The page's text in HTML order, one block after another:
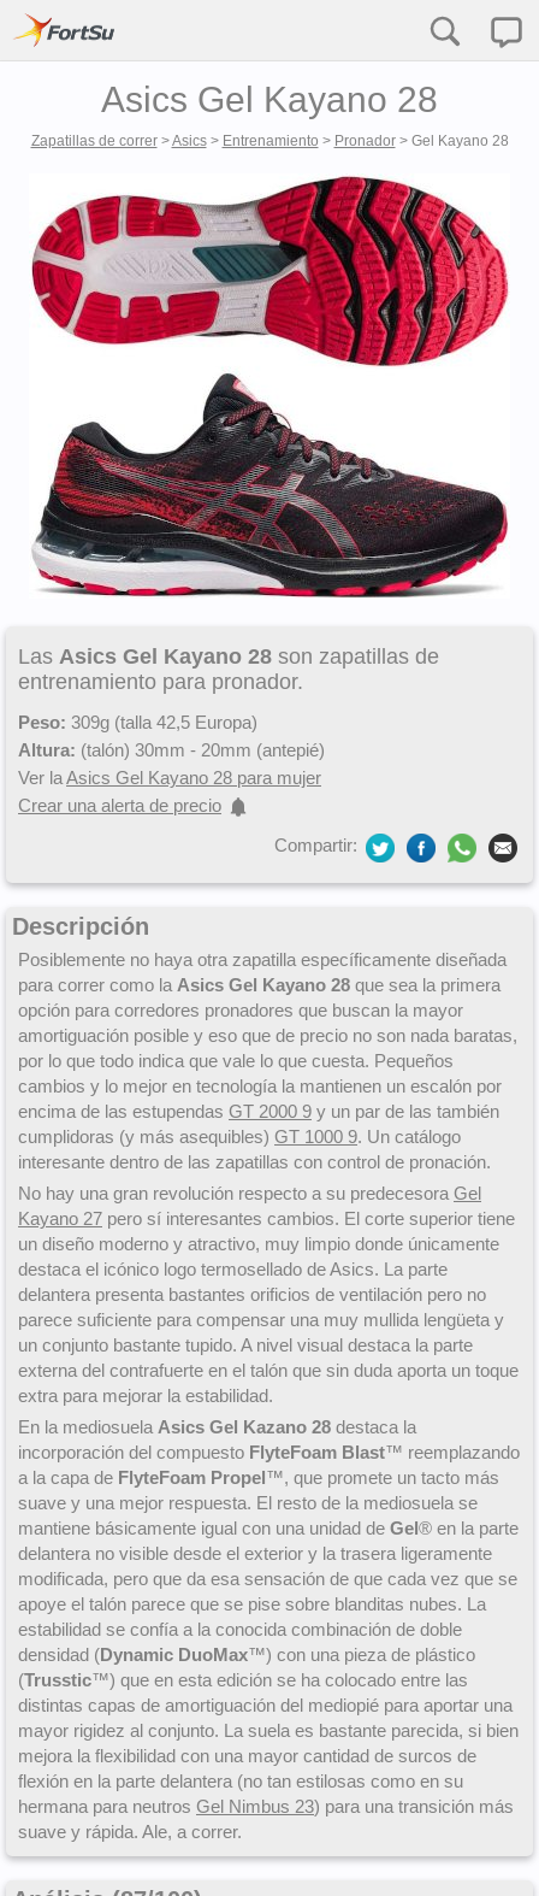
Asics Gel Kayano 28
Zapatillas de correr>Asics> Entrenamiento > Pronador> Gel Kayano 28
Las Asics Gel Kayano 28 son zapatillas de
entrenamiento para pronador.
Peso: 309g (talla 42,5 Europa)
Altura: (talón) 30mm - 20mm (antepié)
Ver laAsics Gel Kayano 28 para mujer
Crear una alerta de precio
Compartir:
Descripción
Posiblemente no haya otra zapatilla específicamente diseñada
para correr como la Asics Gel Kayano 28 que sea la primera
opción para corredores pronadores que buscan la mayor
amortiguación posible y eso que de precio no son nada baratas,
por lo que todo indica que vale lo que cuesta. Pequeños
cambios y lo mejor en tecnología la mantienen un escalón por
encima de las estupendas GT 2000 9 y un par de las también
cumplidoras (y más asequibles) GT 1000 9. Un catálogo
interesante dentro de las zapatillas con control de pronación.
No hay una gran revolución respecto a su predecesora Gel
Kayano 27 pero sí interesantes cambios. El corte superior tiene
un diseño moderno y atractivo, muy limpio donde únicamente
destaca el icónico logo termosellado de Asics. La parte
delantera presenta bastantes orificios de ventilación pero no
parece suficiente para compensar una muy mullida lengüeta y
un conjunto bastante tupido. A nivel visual destaca la parte
externa del contrafuerte en el talón que sin duda aporta un toque
extra para mejorar la estabilidad.
En la mediosuela Asics Gel Kazano 28 destaca la
incorporación del compuesto FlyteFoam Blast™ reemplazando
a la capa de FlyteFoam Propel™, que promete un tacto más
suave y una mejor respuesta. El resto de la mediosuela se
mantiene básicamente igual con una unidad de Gel® en la parte
delantera no visible desde el exterior y la trasera ligeramente
modificada, pero que da esa sensación de que cada vez que se
apoye el talón parece que se pise sobre blanditas nubes. La
estabilidad se confía a la conocida combinación de doble
densidad (Dynamic DuoMax™) con una pieza de plástico
(Trusstic™) que en esta edición se ha colocado entre las
distintas capas de amortiguación del mediopié para aportar una
mayor rigidez al conjunto. La suela es bastante parecida, si bien
mejora la flexibilidad con una mayor cantidad de surcos de
flexión en la parte delantera (no tan estilosas como en su
hermana para neutros Gel Nimbus 23) para una transición más
suave y rápida. Ale, a correr.